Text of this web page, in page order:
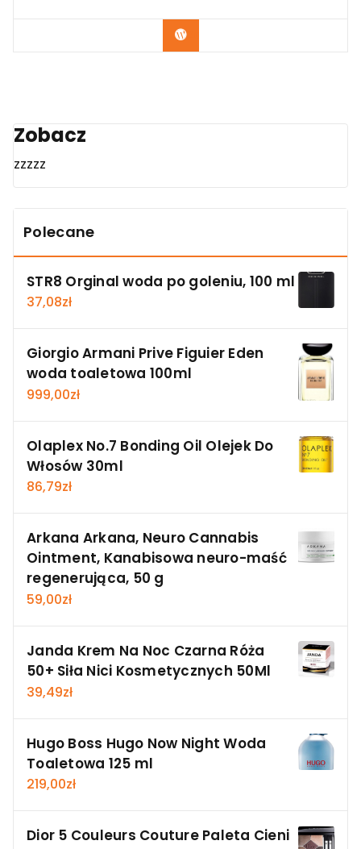
Zobacz
Zobacz
zzzzz
Polecane
STR8 Orginal woda po goleniu, 100 ml
37,08zł
Giorgio Armani Prive Figuier Eden
woda toaletowa 100ml
999,00zł
Olaplex No.7 Bonding Oil Olejek Do
Włosów 30ml
86,79zł
Arkana Arkana, Neuro Cannabis
Ointment, Kanabisowa neuro-maść
regenerująca, 50 g
59,00zł
Janda Krem Na Noc Czarna Róża
50+ Siła Nici Kosmetycznych 50Ml
39,49zł
Hugo Boss Hugo Now Night Woda
Toaletowa 125 ml
219,00zł
Dior 5 Couleurs Couture Paleta Cieni